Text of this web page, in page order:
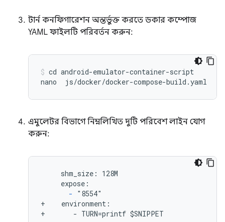
টার্ন কনফিগারেশন অন্তর্ভুক্ত করতে ডকার কম্পোজ
YAML ফাইলটি পরিবর্তন করুন:
cd android-emulator-container-script
এমুলেটর বিভাগে নিম্নলিখিত দুটি পরিবেশ লাইন যোগ
করুন:
     shm_size: 128M
     expose:
-
"8554"
+    environment:
+       - TURN=printf $SNIPPET